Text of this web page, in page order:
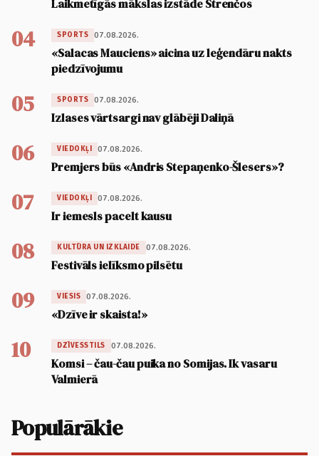
Laikmetīgās mākslas izstāde Strenčos
04 SPORTS 07.08.2026.
«Salacas Mauciens» aicina uz leģendāru nakts
piedzīvojumu
05 SPORTS 07.08.2026.
Izlases vārtsargi nav glābēji Daliņā
06 VIEDOKĻI 07.08.2026.
Premjers būs «Andris Stepaņenko-Šlesers»?
07 VIEDOKĻI 07.08.2026.
Ir iemesls pacelt kausu
08 KULTŪRA UN IZKLAIDE 07.08.2026.
Festivāls ielīksmo pilsētu
09 VIESIS 07.08.2026.
«Dzīve ir skaista!»
10 DZĪVESSTILS 07.08.2026.
Komsi – čau-čau puika no Somijas. Ik vasaru
Valmierā
Populārākie